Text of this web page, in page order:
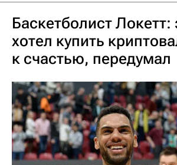
Баскетболист
хотел купить
к счастью, передумал